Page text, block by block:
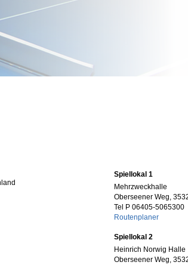
Spiellokal 1
Mehrzweckhalle
Oberseener Weg,
Tel P 06405-5065300
Routenplaner
Spiellokal 2
Heinrich Norwig Halle
Oberseener Weg,